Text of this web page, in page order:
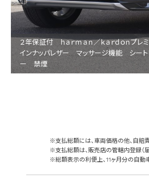
２年保証付 ｈａｒｍａｎ／ｋａｒｄｏｎプ
インナッパレザー マッサージ機能 シー
ー 禁煙
※支払総額には、車両価格の他、自賠
※支払総額は、販売店の管轄内登録（
※総額表示の利便上、11ヶ月分の自動